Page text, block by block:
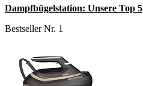
Dampfbügelstation: Unsere Top 5
Bestseller Nr. 1